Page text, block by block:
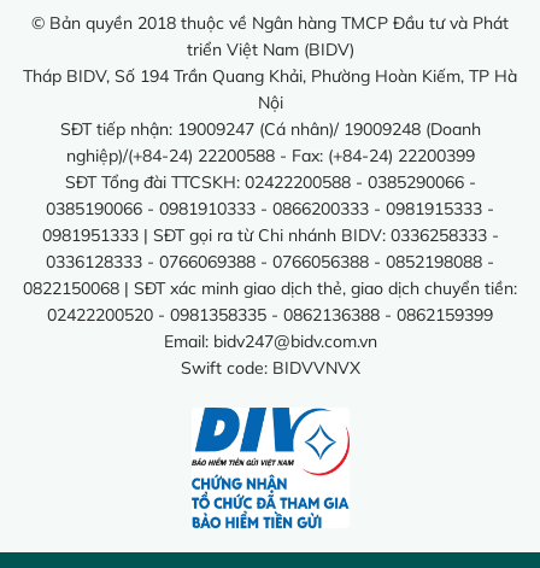
© Bản quyền 2018 thuộc về Ngân hàng TMCP Đầu tư và Phát
triển Việt Nam (BIDV)
Tháp BIDV, Số 194 Trần Quang Khải, Phường Hoàn Kiếm, TP Hà
Nội
SĐT tiếp nhận: 19009247 (Cá nhân)/ 19009248 (Doanh
nghiệp)/(+84-24) 22200588 - Fax: (+84-24) 22200399
SĐT Tổng đài TTCSKH: 02422200588 - 0385290066 -
0385190066 - 0981910333 - 0866200333 - 0981915333 -
0981951333 | SĐT gọi ra từ Chi nhánh BIDV: 0336258333 -
0336128333 - 0766069388 - 0766056388 - 0852198088 -
0822150068 | SĐT xác minh giao dịch thẻ, giao dịch chuyển tiền:
02422200520 - 0981358335 - 0862136388 - 0862159399
Email: bidv247@bidv.com.vn
Swift code: BIDVVNVX